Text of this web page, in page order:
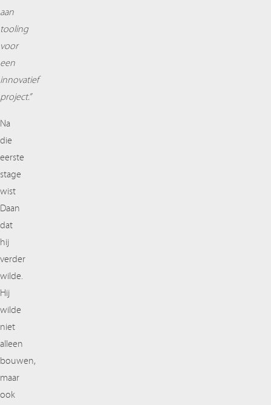
aan
tooling
voor
een
innovatief
project.”
Na
die
eerste
stage
wist
Daan
dat
hij
verder
wilde.
Hij
wilde
niet
alleen
bouwen,
maar
ook